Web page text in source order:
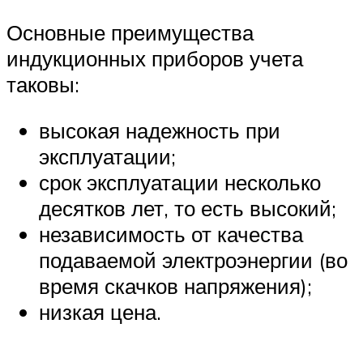
Основные преимущества
индукционных приборов учета
таковы:
высокая надежность при
эксплуатации;
срок эксплуатации несколько
десятков лет, то есть высокий;
независимость от качества
подаваемой электроэнергии (во
время скачков напряжения);
низкая цена.